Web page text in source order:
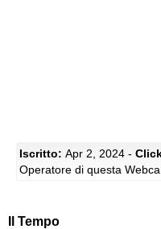
Iscritto: Apr 2, 2024 -
Operatore di questa
Il Tempo